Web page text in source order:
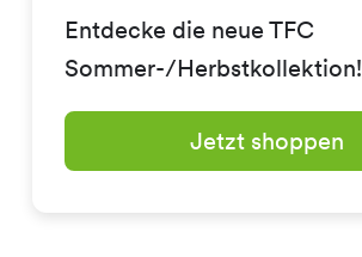
Entdecke die neue TFC
Sommer-/Herbstkollektion!
Jetzt shoppen